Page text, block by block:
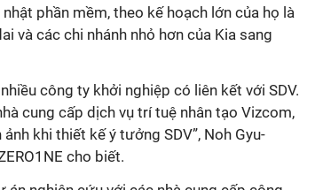
phần mềm, theo kế hoạch lớn của họ là
và các chi nhánh nhỏ hơn của Kia sang
công ty khởi nghiệp có liên kết với SDV.
cung cấp dịch vụ trí tuệ nhân tạo Vizcom,
khi thiết kế ý tưởng SDV”, Noh Gyu-
cho biết.